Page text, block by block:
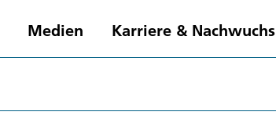
Medien Karriere & Nachwuchs